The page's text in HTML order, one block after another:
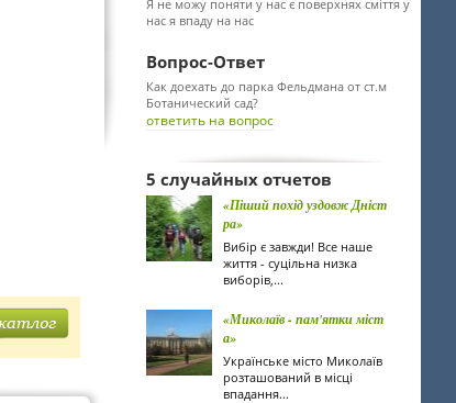
Я не можу поняти у нас є поверхнях сміття у
нас я впаду на нас
Вопрос-Ответ
Как доехать до парка Фельдмана от ст.м
Ботанический сад?
ответить на вопрос
5 случайных отчетов
«Піший похід уздовж Дніст
ра»
Вибір є завжди! Все наше
життя - суцільна низка
виборів,...
«Миколаїв - пам'ятки міст
а»
Українське місто Миколаїв
розташований в місці
впадання...